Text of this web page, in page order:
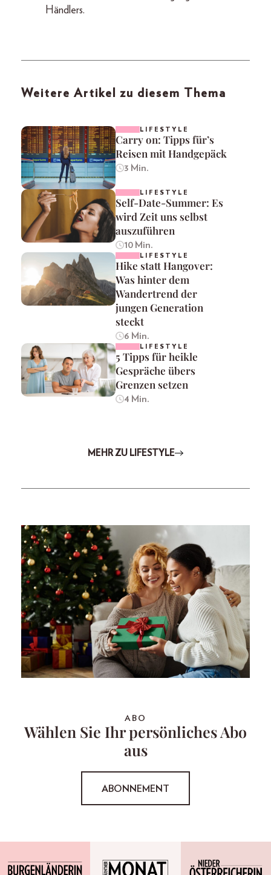
Händlers.
Weitere Artikel zu diesem Thema
LIFESTYLE
Carry on: Tipps für’s
Reisen mit Handgepäck
3 Min.
LIFESTYLE
Self-Date-Summer: Es
wird Zeit uns selbst
auszuführen
10 Min.
LIFESTYLE
Hike statt Hangover:
Was hinter dem
Wandertrend der
jungen Generation
steckt
6 Min.
LIFESTYLE
5 Tipps für heikle
Gespräche übers
Grenzen setzen
4 Min.
MEHR ZU LIFESTYLE
ABO
Wählen Sie Ihr persönliches Abo
aus
ABONNEMENT